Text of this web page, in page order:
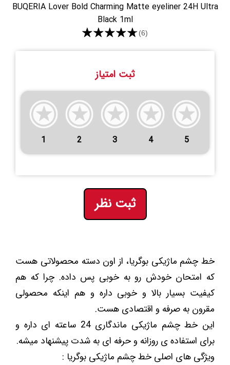
BUQERIA Lover Bold Charming Matte eyeliner 24H Ultra
Black 1ml
★★★★★(6)
ثبت امتیاز
1 2 3 4 5
ثبت نظر
خط چشم ماژیکی بوگریا، از اون دسته محصولاتی هست
که امتحان خودش رو به خوبی پس داده. چرا که هم
کیفیت بسیار بالا و خوبی داره و هم اینکه محصولی
مقرون به صرفه و اقتصادی هست.
این خط چشم ماژیکی ماندگاری 24 ساعته ای داره و
برای استفاده ی روزانه و حرفه ای به شدت پیشنهاد میشه.
ویژگی های اصلی خط چشم ماژیکی بوگریا :